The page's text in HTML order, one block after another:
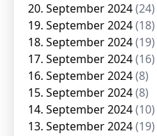
20. September 2024(24)
19. September 2024(18)
18. September 2024(19)
17. September 2024(16)
16. September 2024(8)
15. September 2024(8)
14. September 2024(10)
13. September 2024(19)